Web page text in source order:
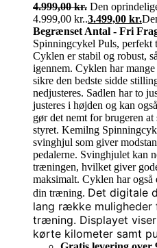
4.999,00kr. Den
4.999,00 kr..3.499,00 kr.
Begrænset
Spinningcykel Puls,
Cyklen er stabil og robust,
igennem. Cyklen har
sikre den bedste sidde
nedjusteres. Sadlen har to
justeres i højden og kan
gør det nemt for brugeren
styret. Kemilng
svinghjul som giver
pedalerne. Svinghjulet kan
træningen, hvilket giver
maksimalt. Cyklen har
din træning. Det digitale
lang række
træning. Displayet
kørte kilometer samt